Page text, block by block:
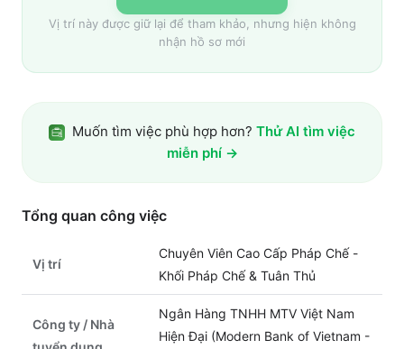
Vị trí này được giữ lại để tham khảo, nhưng hiện không
nhận hồ sơ mới
Muốn tìm việc phù hợp hơn? Thử AI tìm việc
miễn phí →
Tổng quan công việc
Vị trí
Chuyên Viên Cao Cấp Pháp Chế -
Khối Pháp Chế & Tuân Thủ
Công ty / Nhà
Ngân Hàng TNHH MTV Việt Nam
Hiện Đại (Modern Bank of Vietnam -